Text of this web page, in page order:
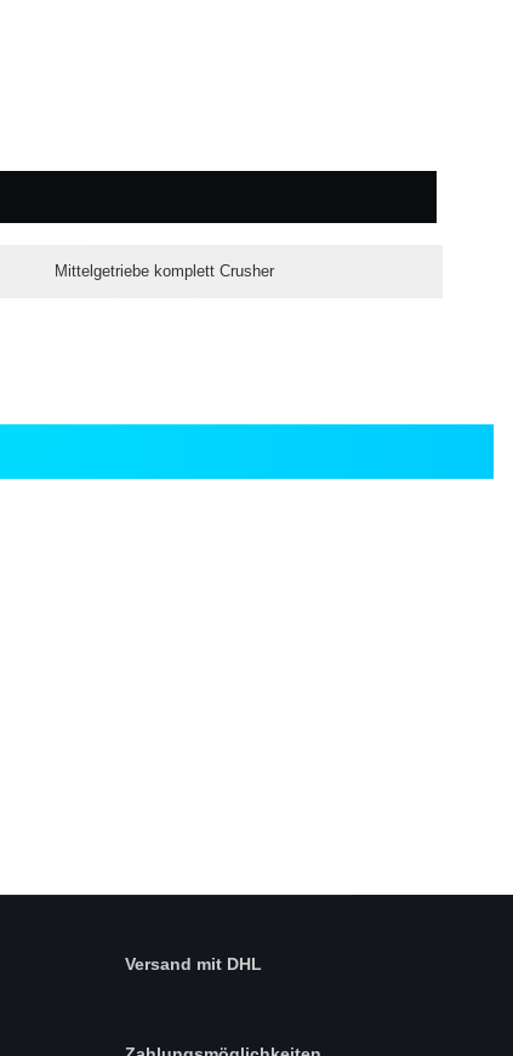
Mittelgetriebe komplett Crusher
Versand mit DHL